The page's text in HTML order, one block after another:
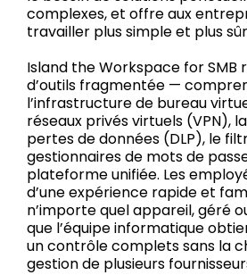
complexes, et offre aux
travailler plus simple et plus
Island the Workspace for SMB
d’outils fragmentée —
l’infrastructure de bureau
réseaux privés virtuels (VPN),
pertes de données (DLP), le
gestionnaires de mots de
plateforme unifiée. Les
d’une expérience rapide et
n’importe quel appareil, géré
que l’équipe informatique
un contrôle complets sans la
gestion de plusieurs